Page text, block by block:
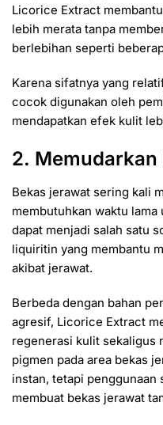
Licorice Extract
lebih merata tanpa
berlebihan seperti
Karena sifatnya yang
cocok digunakan oleh
mendapatkan efek kulit
2.
Bekas jerawat sering kali
membutuhkan waktu
dapat menjadi salah satu
liquiritin yang membantu
akibat jerawat.
Berbeda dengan bahan
agresif, Licorice Extract
regenerasi kulit sekaligus
pigmen pada area bekas
instan, tetapi penggunaan
membuat bekas jerawat